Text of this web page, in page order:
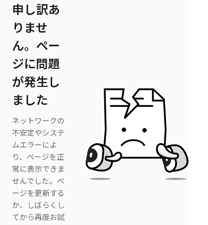
申し訳あ
りませ
ん。ペー
ジに問題
が発生し
ました
ネットワークの
不安定やシステ
ムエラーによ
り、ページを正
常に表示できま
せんでした。ペ
ージを更新する
か、しばらくし
てから再度お試